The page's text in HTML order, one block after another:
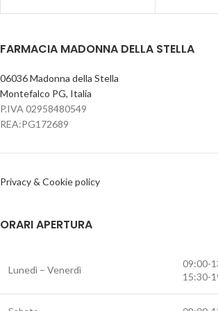
FARMACIA MADONNA DELLA STELLA
06036 Madonna della Stella
Montefalco PG, Italia
P.IVA 02958480549
REA:PG172689
Privacy & Cookie policy
ORARI APERTURA
Lunedì – Venerdì
09:00-
15:30-